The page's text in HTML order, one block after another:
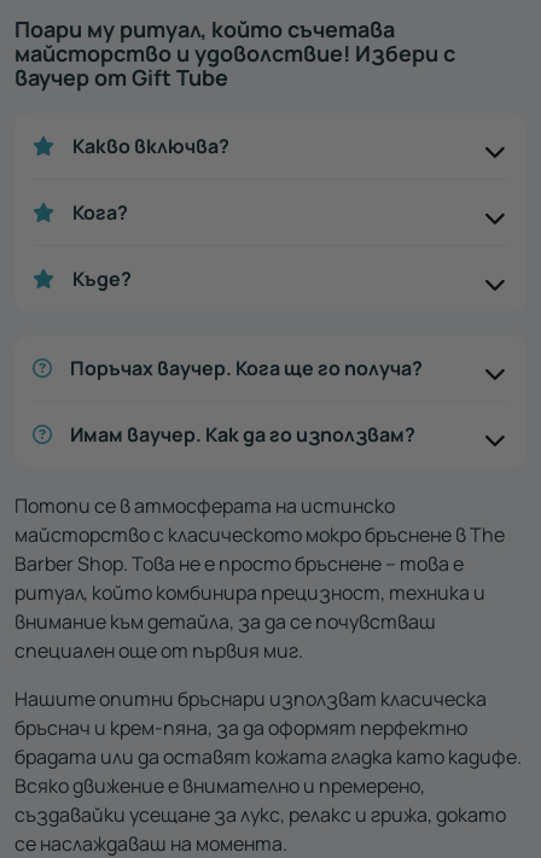
Поари му ритуал, който съчетава
майсторство и удоволствие! Избери с
ваучер от Gift Tube
Какво включва?
Кога?
Къде?
Поръчах ваучер. Кога ще го получа?
Имам ваучер. Как да го използвам?
Потопи се в атмосферата на истинско
майсторство с класическото мокро бръснене в The
Barber Shop. Това не е просто бръснене – това е
ритуал, който комбинира прецизност, техника и
внимание към детайла, за да се почувстваш
специален още от първия миг.
Нашите опитни бръснари използват класическа
бръснач и крем-пяна, за да оформят перфектно
брадата или да оставят кожата гладка като кадифе.
Всяко движение е внимателно и премерено,
създавайки усещане за лукс, релакс и грижа, докато
се наслаждаваш на момента.